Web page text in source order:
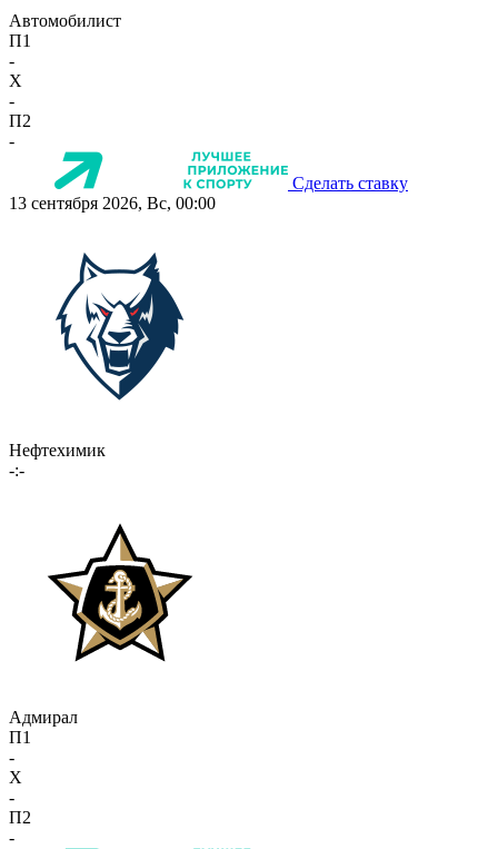
Автомобилист
П1
-
X
-
П2
-
Сделать ставку
13 сентября 2026, Вс, 00:00
Нефтехимик
-:-
Адмирал
П1
-
X
-
П2
-